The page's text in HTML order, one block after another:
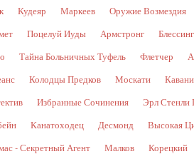
Кудеяр Маркеев Оружие Возмездия
Поцелуй Иуды Армстронг
Тайна Больничных Туфель Флетчер
Колодцы Предков Москати Кавани
Избранные Сочинения Эрл Стенли
Канатоходец Десмонд Высокая
- Секретный Агент Малков Корецкий